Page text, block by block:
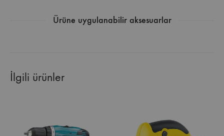
Ürüne uygulanabilir aksesuarlar
İlgili ürünler